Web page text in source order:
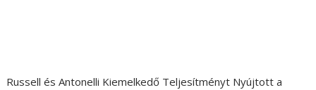
Russell és Antonelli Kiemelkedő Teljesítményt Nyújtott a